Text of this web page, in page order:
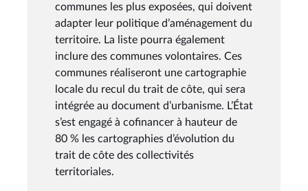
communes les plus exposées, qui doivent
adapter leur politique d’aménagement du
territoire. La liste pourra également
inclure des communes volontaires. Ces
communes réaliseront une cartographie
locale du recul du trait de côte, qui sera
intégrée au document d’urbanisme. L’État
s’est engagé à cofinancer à hauteur de
80 % les cartographies d’évolution du
trait de côte des collectivités
territoriales.